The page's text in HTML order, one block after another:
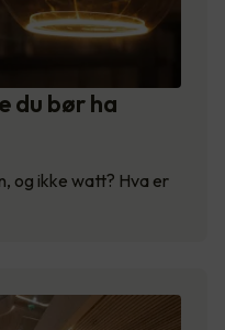
du bør ha
og ikke watt? Hva er